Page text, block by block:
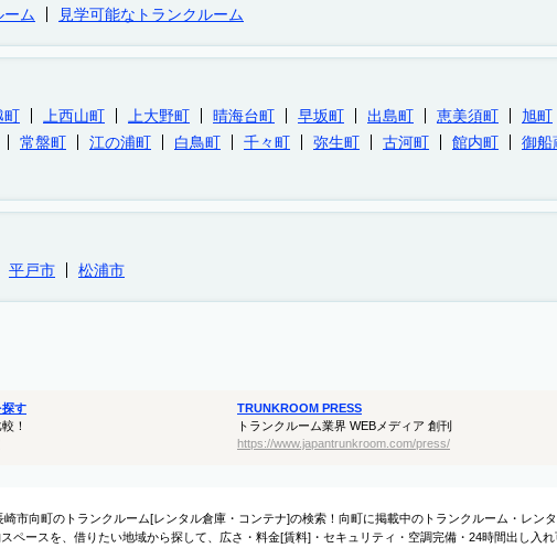
ーム
見学可能なトランクルーム
町 上西山町 上大野町 晴海台町 早坂町 出島町 恵美須町 旭町
常盤町 江の浦町 白鳥町 千々町 弥生町 古河町 館内町 御船
平戸市 松浦市
探す
！
TRUNKROOM PRESS
トランクルーム業界 WEBメディア 創刊
https://www.japantrunkroom.com/press/
崎市向町のトランクルーム[レンタル倉庫・コンテナ]の検索！向町に掲載中のトランクルーム・レン
ペースを、借りたい地域から探して、広さ・料金[賃料]・セキュリティ・空調完備・24時間出し入